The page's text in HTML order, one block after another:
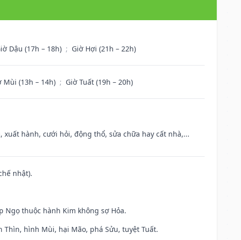
Dậu (17h – 18h) ; Giờ Hợi (21h – 22h)
Mùi (13h – 14h) ; Giờ Tuất (19h – 20h)
hành, cưới hỏi, động thổ, sửa chữa hay cất nhà,...
nhật).
Ngọ thuộc hành Kim không sợ Hỏa.
hình Mùi, hại Mão, phá Sửu, tuyệt Tuất.